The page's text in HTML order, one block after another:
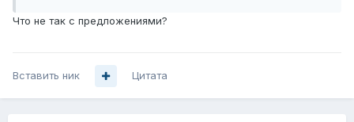
Что не так с предложениями?
Вставить ник Цитата